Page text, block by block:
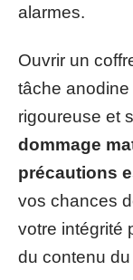
alarmes.
Ouvrir un
tâche
rigoureuse et
dommage
précautions
vos chances
votre intégrité
du contenu du